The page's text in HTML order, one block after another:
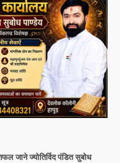
जाने ज्योतिर्विद पंडित सुबोध